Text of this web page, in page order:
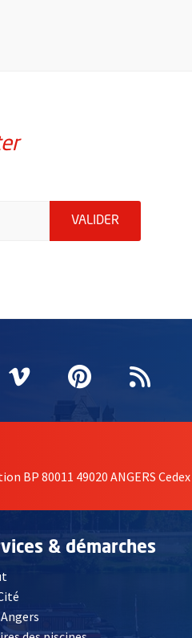
d'Angers, indiquez votre email
VALIDER ENVOYER
fenêtre
nouvelle fenêtre
une nouvelle
Vimeo
, Ouvre une
Pinterest
, OuvreFlux
BP 80011 49020 ANGERS
& démarches
, Ouvre une nouvelle fenêtre